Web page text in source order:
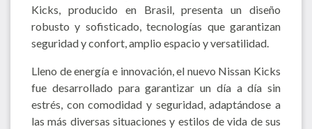
Kicks, producido en Brasil, presenta un diseño
robusto y sofisticado, tecnologías que garantizan
seguridad y confort, amplio espacio y versatilidad.
Lleno de energía e innovación, el nuevo Nissan Kicks
fue desarrollado para garantizar un día a día sin
estrés, con comodidad y seguridad, adaptándose a
las más diversas situaciones y estilos de vida de sus